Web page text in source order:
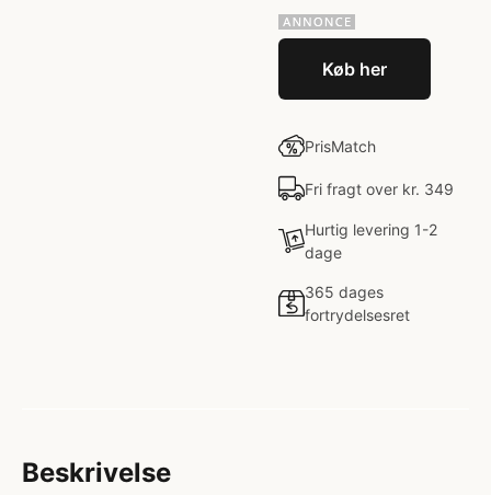
Køb her
PrisMatch
Fri fragt over kr. 349
Hurtig levering 1-2
dage
365 dages
fortrydelsesret
Beskrivelse